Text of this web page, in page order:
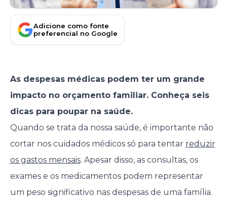
Adicione como fonte
preferencial no Google
As despesas médicas podem ter um grande
impacto no orçamento familiar. Conheça seis
dicas para poupar na saúde.
Quando se trata da nossa saúde, é importante não
cortar nos cuidados médicos só para tentar reduzir
os gastos mensais. Apesar disso, as consultas, os
exames e os medicamentos podem representar
um peso significativo nas despesas de uma família.